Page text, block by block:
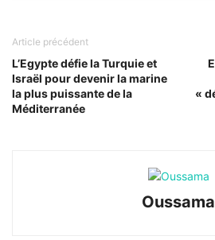
Article précédent
L’Egypte défie la Turquie et
Israël pour devenir la marine
la plus puissante de la
Méditerranée
«
Oussama